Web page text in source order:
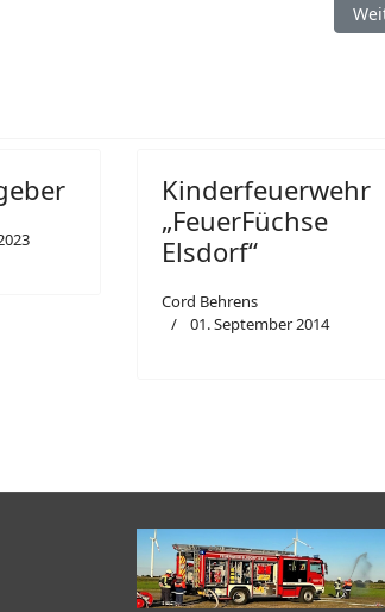
Kinderfeuerwehr
„FeuerFüchse
Elsdorf“
Cord Behrens
01. September 2014